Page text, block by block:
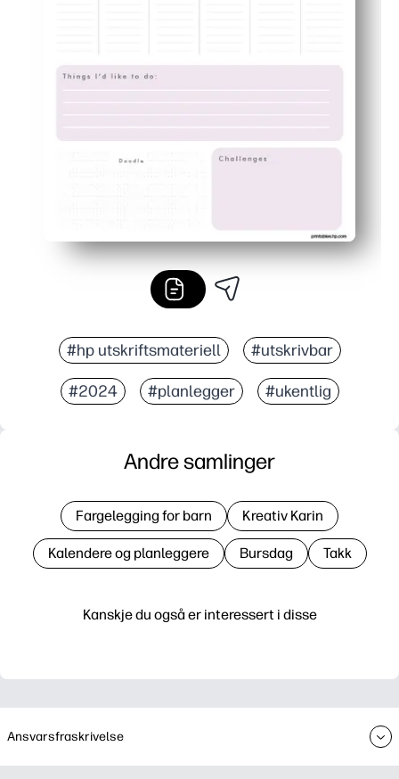
#hp utskriftsmateriell #utskrivbar
#2024 #planlegger #ukentlig
Kanskje du også er interessert i disse
Andre samlinger
Fargelegging for barn Kreativ Karin
Kalendere og planleggere Bursdag Takk
Ansvarsfraskrivelse